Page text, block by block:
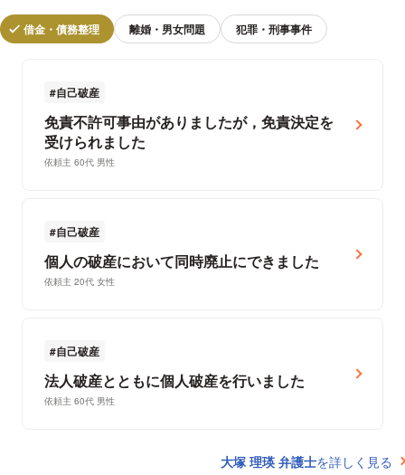
借金・債務整理 離婚・男女問題 犯罪・刑事事件
自己破産
免責不許可事由がありましたが，免責決定を
受けられました
依頼主 60代 男性
自己破産
個人の破産において同時廃止にできました
依頼主 20代 女性
自己破産
法人破産とともに個人破産を行いました
依頼主 60代 男性
大塚 理瑛 弁護士を詳しく見る